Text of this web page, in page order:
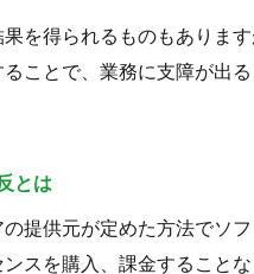
を得られるものもありま
ことで、業務に支障が出
とは
提供元が定めた方法でソ
スを購入、課金することな